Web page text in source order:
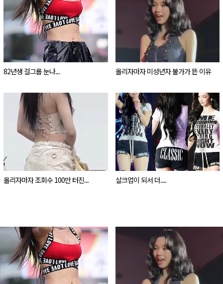
82년생 걸그룹 눈나... 올리자마자 미성년자 불가가 뜬 이유
올리자마자 조회수 100만 터진... 살크업이 되서 더....